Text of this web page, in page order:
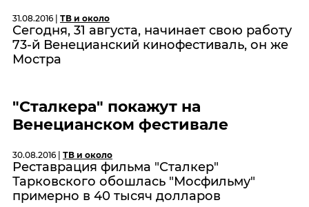
31.08.2016 | ТВ и около
Сегодня, 31 августа, начинает свою работу
73-й Венецианский кинофестиваль, он же
Мостра
"Сталкера" покажут на
Венецианском фестивале
30.08.2016 | ТВ и около
Реставрация фильма "Сталкер"
Тарковского обошлась "Мосфильму"
примерно в 40 тысяч долларов